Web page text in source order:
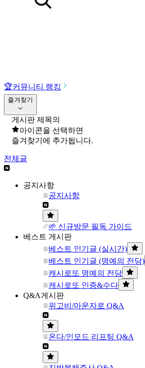
음식 · 영양제 리뷰를 찾아보세요
🏆커뮤니티 랭킹
즐겨찾기
게시판 제목의
아이콘을 선택하면
즐겨찾기에 추가됩니다.
전체글
공지사항
공지사항
🌱 신규방문 필독 가이드
베스트 게시판
베스트 인기글 (실시간)
베스트 인기글 (명예의 전당)
캐시로또 명예의 전당
캐시로또 인증&수다
Q&A게시판
위고비/마운자로 Q&A
온다/인모드 리프팅 Q&A